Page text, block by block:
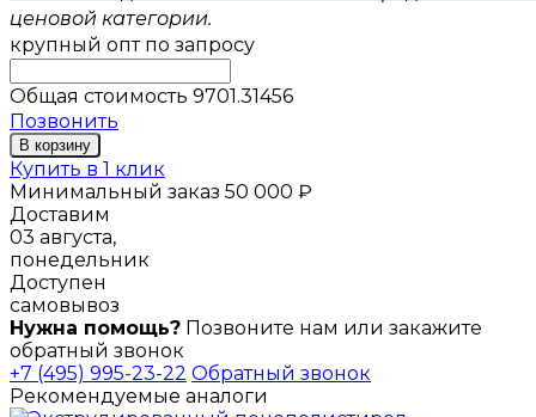
ценовой категории.
крупный опт по запросу
Общая стоимость 9701.31456
Позвонить
В корзину
Купить в 1 клик
Минимальный заказ 50 000 ₽
Доставим
03 августа,
понедельник
Доступен
самовывоз
Нужна помощь? Позвоните нам или закажите
обратный звонок
+7 (495) 995-23-22 Обратный звонок
Рекомендуемые аналоги